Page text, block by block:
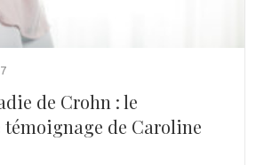
de Crohn : le
de Caroline